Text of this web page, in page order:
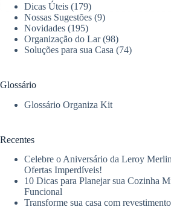
Experiência
Imperdível
no
Keukenhof
2026
Dicas Úteis (179)
Nossas Sugestões (9)
Novidades (195)
Organização do Lar(98)
Soluções para sua Casa (74)
Glossário
Glossário Organiza Kit
Recentes
Celebre o Aniversário da Leroy
Ofertas Imperdíveis!
10 Dicas para Planejar sua Cozinha
Funcional
Transforme sua casa com